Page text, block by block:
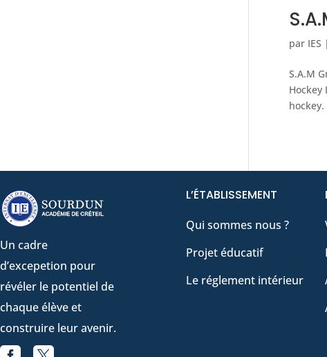
par IES |
S.A.M
Hockey
Un cadre
d’excepetion pour
révéler le potentiel de
chaque élève et
construire leur avenir.
L’ÉTABLISSEMENT
Qui sommes nous ?
Projet éducatif
Le réglement intérieur